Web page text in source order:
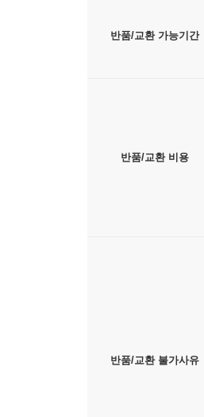
반품/교환 가능기간
반품/교환 비용
반품/교환 불가사유